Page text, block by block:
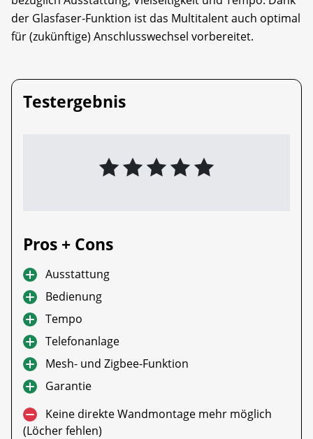
der Glasfaser-Funktion ist das Multitalent auch optimal
für (zukünftige) Anschlusswechsel vorbereitet.
Testergebnis
Pros + Cons
Ausstattung
Bedienung
Tempo
Telefonanlage
Mesh- und Zigbee-Funktion
Garantie
Keine direkte Wandmontage mehr möglich
(Löcher fehlen)